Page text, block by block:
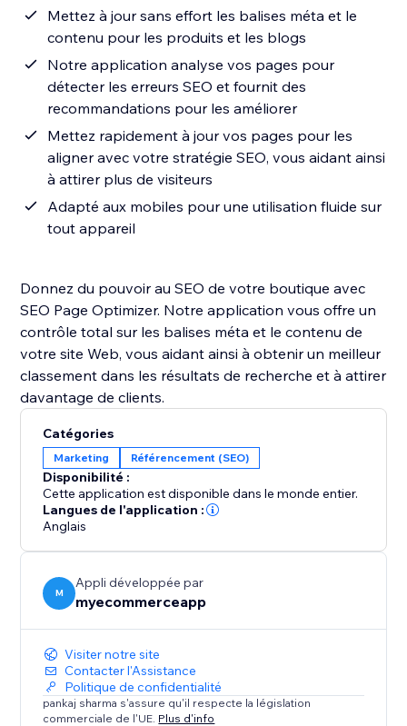
Mettez à jour sans effort les balises méta et le
contenu pour les produits et les blogs
Notre application analyse vos pages pour
détecter les erreurs SEO et fournit des
recommandations pour les améliorer
Mettez rapidement à jour vos pages pour les
aligner avec votre stratégie SEO, vous aidant ainsi
à attirer plus de visiteurs
Adapté aux mobiles pour une utilisation fluide sur
tout appareil
Donnez du pouvoir au SEO de votre boutique avec
SEO Page Optimizer. Notre application vous offre un
contrôle total sur les balises méta et le contenu de
votre site Web, vous aidant ainsi à obtenir un meilleur
classement dans les résultats de recherche et à attirer
davantage de clients.
Catégories
Marketing Référencement (SEO)
Disponibilité :
Cette application est disponible dans le monde entier.
Langues de l'application :
Anglais
M
Appli développée par
myecommerceapp
Visiter notre site
Contacter l'Assistance
Politique de confidentialité
pankaj sharma s'assure qu'il respecte la législation
commerciale de l'UE. Plus d'info